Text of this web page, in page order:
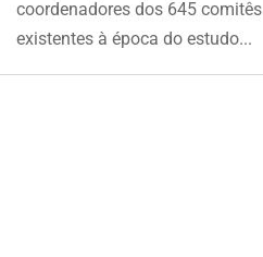
coordenadores dos 645 comitês
existentes à época do estudo...